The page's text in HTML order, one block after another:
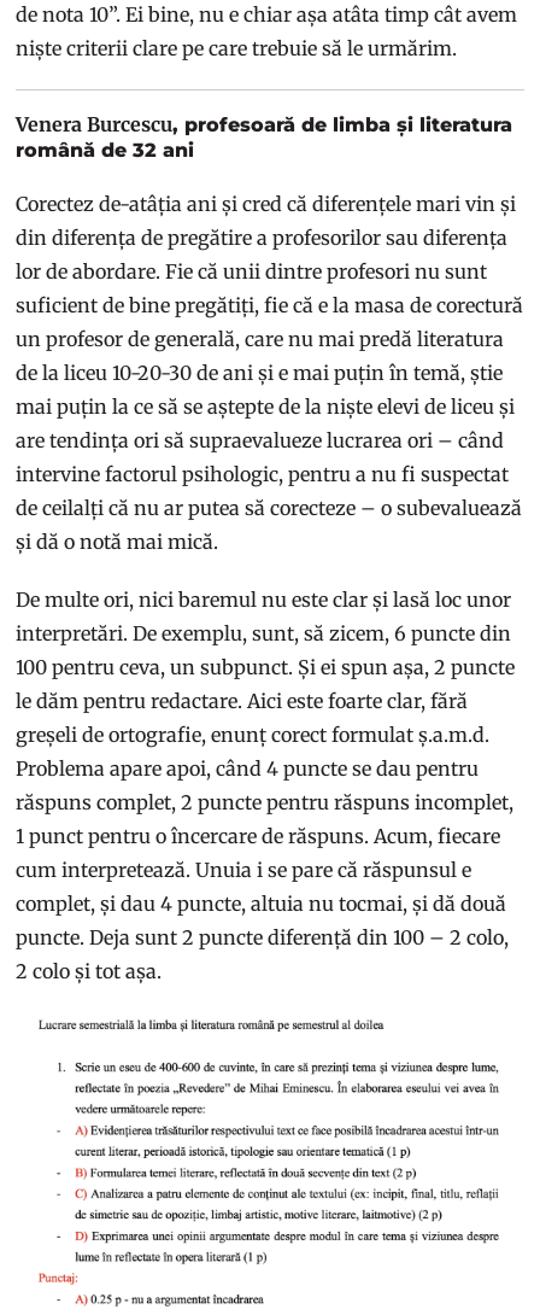
de nota 10”. Ei bine, nu e chiar așa atâta timp cât avem
niște criterii clare pe care trebuie să le urmărim.
Venera Burcescu, profesoară de limba și literatura
română de 32 ani
Corectez de-atâția ani și cred că diferențele mari vin și
din diferența de pregătire a profesorilor sau diferența
lor de abordare. Fie că unii dintre profesori nu sunt
suficient de bine pregătiți, fie că e la masa de corectură
un profesor de generală, care nu mai predă literatura
de la liceu 10-20-30 de ani și e mai puțin în temă, știe
mai puțin la ce să se aștepte de la niște elevi de liceu și
are tendința ori să supraevalueze lucrarea ori – când
intervine factorul psihologic, pentru a nu fi suspectat
de ceilalți că nu ar putea să corecteze – o subevaluează
și dă o notă mai mică.
De multe ori, nici baremul nu este clar și lasă loc unor
interpretări. De exemplu, sunt, să zicem, 6 puncte din
100 pentru ceva, un subpunct. Și ei spun așa, 2 puncte
le dăm pentru redactare. Aici este foarte clar, fără
greșeli de ortografie, enunț corect formulat ș.a.m.d.
Problema apare apoi, când 4 puncte se dau pentru
răspuns complet, 2 puncte pentru răspuns incomplet,
1 punct pentru o încercare de răspuns. Acum, fiecare
cum interpretează. Unuia i se pare că răspunsul e
complet, și dau 4 puncte, altuia nu tocmai, și dă două
puncte. Deja sunt 2 puncte diferență din 100 – 2 colo,
2 colo și tot așa.